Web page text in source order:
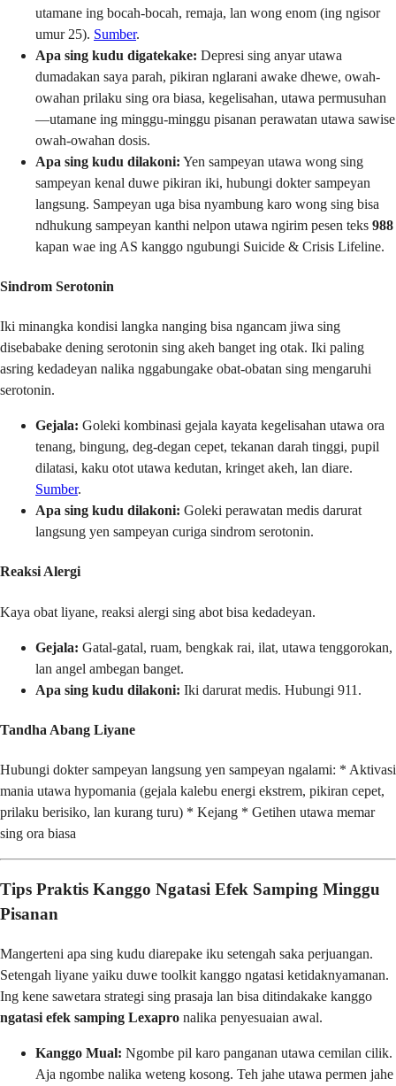
utamane ing bocah-bocah, remaja, lan wong enom (ing ngisor
umur 25). Sumber.
Apa sing kudu digatekake: Depresi sing anyar utawa
dumadakan saya parah, pikiran nglarani awake dhewe, owah-
owahan prilaku sing ora biasa, kegelisahan, utawa permusuhan
—utamane ing minggu-minggu pisanan perawatan utawa sawise
owah-owahan dosis.
Apa sing kudu dilakoni: Yen sampeyan utawa wong sing
sampeyan kenal duwe pikiran iki, hubungi dokter sampeyan
langsung. Sampeyan uga bisa nyambung karo wong sing bisa
ndhukung sampeyan kanthi nelpon utawa ngirim pesen teks 988
kapan wae ing AS kanggo ngubungi Suicide & Crisis Lifeline.
Sindrom Serotonin
Iki minangka kondisi langka nanging bisa ngancam jiwa sing
disebabake dening serotonin sing akeh banget ing otak. Iki paling
asring kedadeyan nalika nggabungake obat-obatan sing mengaruhi
serotonin.
Gejala: Goleki kombinasi gejala kayata kegelisahan utawa ora
tenang, bingung, deg-degan cepet, tekanan darah tinggi, pupil
dilatasi, kaku otot utawa kedutan, kringet akeh, lan diare.
Sumber.
Apa sing kudu dilakoni: Goleki perawatan medis darurat
langsung yen sampeyan curiga sindrom serotonin.
Reaksi Alergi
Kaya obat liyane, reaksi alergi sing abot bisa kedadeyan.
Gejala: Gatal-gatal, ruam, bengkak rai, ilat, utawa tenggorokan,
lan angel ambegan banget.
Apa sing kudu dilakoni: Iki darurat medis. Hubungi 911.
Tandha Abang Liyane
Hubungi dokter sampeyan langsung yen sampeyan ngalami: * Aktivasi
mania utawa hypomania (gejala kalebu energi ekstrem, pikiran cepet,
prilaku berisiko, lan kurang turu) * Kejang * Getihen utawa memar
sing ora biasa
Tips Praktis Kanggo Ngatasi Efek Samping Minggu
Pisanan
Mangerteni apa sing kudu diarepake iku setengah saka perjuangan.
Setengah liyane yaiku duwe toolkit kanggo ngatasi ketidaknyamanan.
Ing kene sawetara strategi sing prasaja lan bisa ditindakake kanggo
ngatasi efek samping Lexapro nalika penyesuaian awal.
Kanggo Mual: Ngombe pil karo panganan utawa cemilan cilik.
Aja ngombe nalika weteng kosong. Teh jahe utawa permen jahe